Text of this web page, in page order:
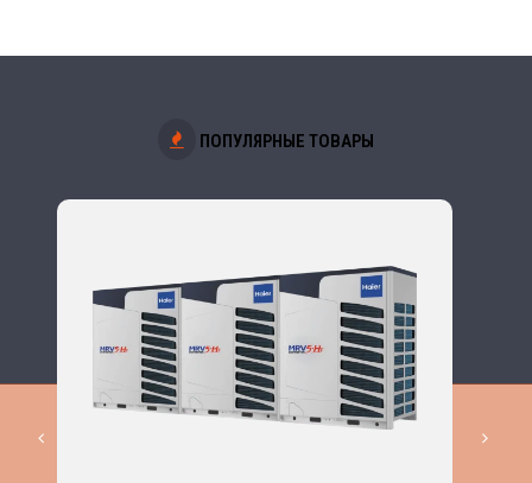
ПОПУЛЯРНЫЕ ТОВАРЫ